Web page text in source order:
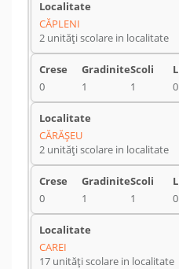
CĂPLENI
2 unități scolare in localitate
0 1 1 0
CĂRĂŞEU
2 unități scolare in localitate
0 1 1 0
CAREI
17 unități scolare in localitate